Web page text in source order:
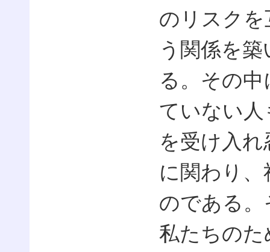
のリスク
う関係を
る。その
ていない
を受け入
に関わり
のである
私たちの